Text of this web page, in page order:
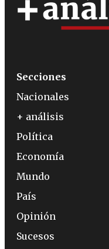
Secciones
Nacionales
+ análisis
Política
Economía
Mundo
País
Opinión
Sucesos